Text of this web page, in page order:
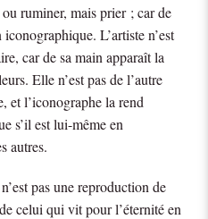
ruminer, mais prier ; car de
L’artiste n’est
car de sa main apparaît la
Elle n’est pas de l’autre
et l’iconographe la rend
s’il est lui-même en
autres.
pas une reproduction de
celui qui vit pour l’éternité en